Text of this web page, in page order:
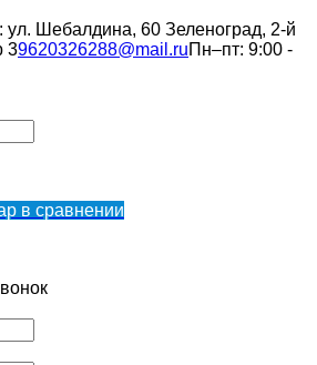
ул. Шебалдина, 60 Зеленоград, 2-й
39620326288@mail.ruПн–пт: 9:00 -
в сравнении